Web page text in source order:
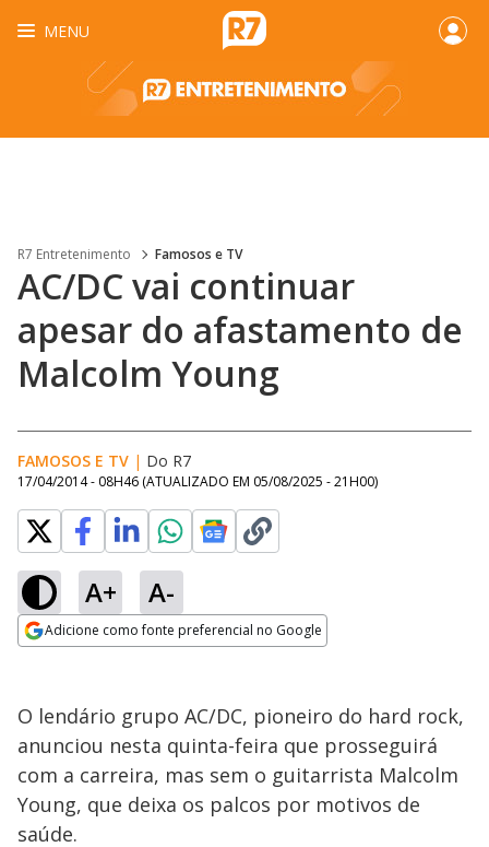
MENU
R7 Entretenimento Famosos e TV
AC/DC vai continuar
apesar do afastamento de
Malcolm Young
FAMOSOS E TV | Do R7
17/04/2014 - 08H46 (ATUALIZADO EM 05/08/2025 - 21H00)
A+ A-
Adicione como fonte preferencial no Google
O lendário grupo AC/DC, pioneiro do hard rock,
anunciou nesta quinta-feira que prosseguirá
com a carreira, mas sem o guitarrista Malcolm
Young, que deixa os palcos por motivos de
saúde.